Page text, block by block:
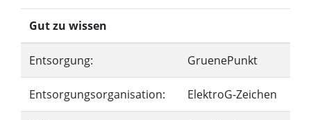
Gut zu wissen
Entsorgung: GruenePunkt
Entsorgungsorganisation: ElektroG-Zeichen